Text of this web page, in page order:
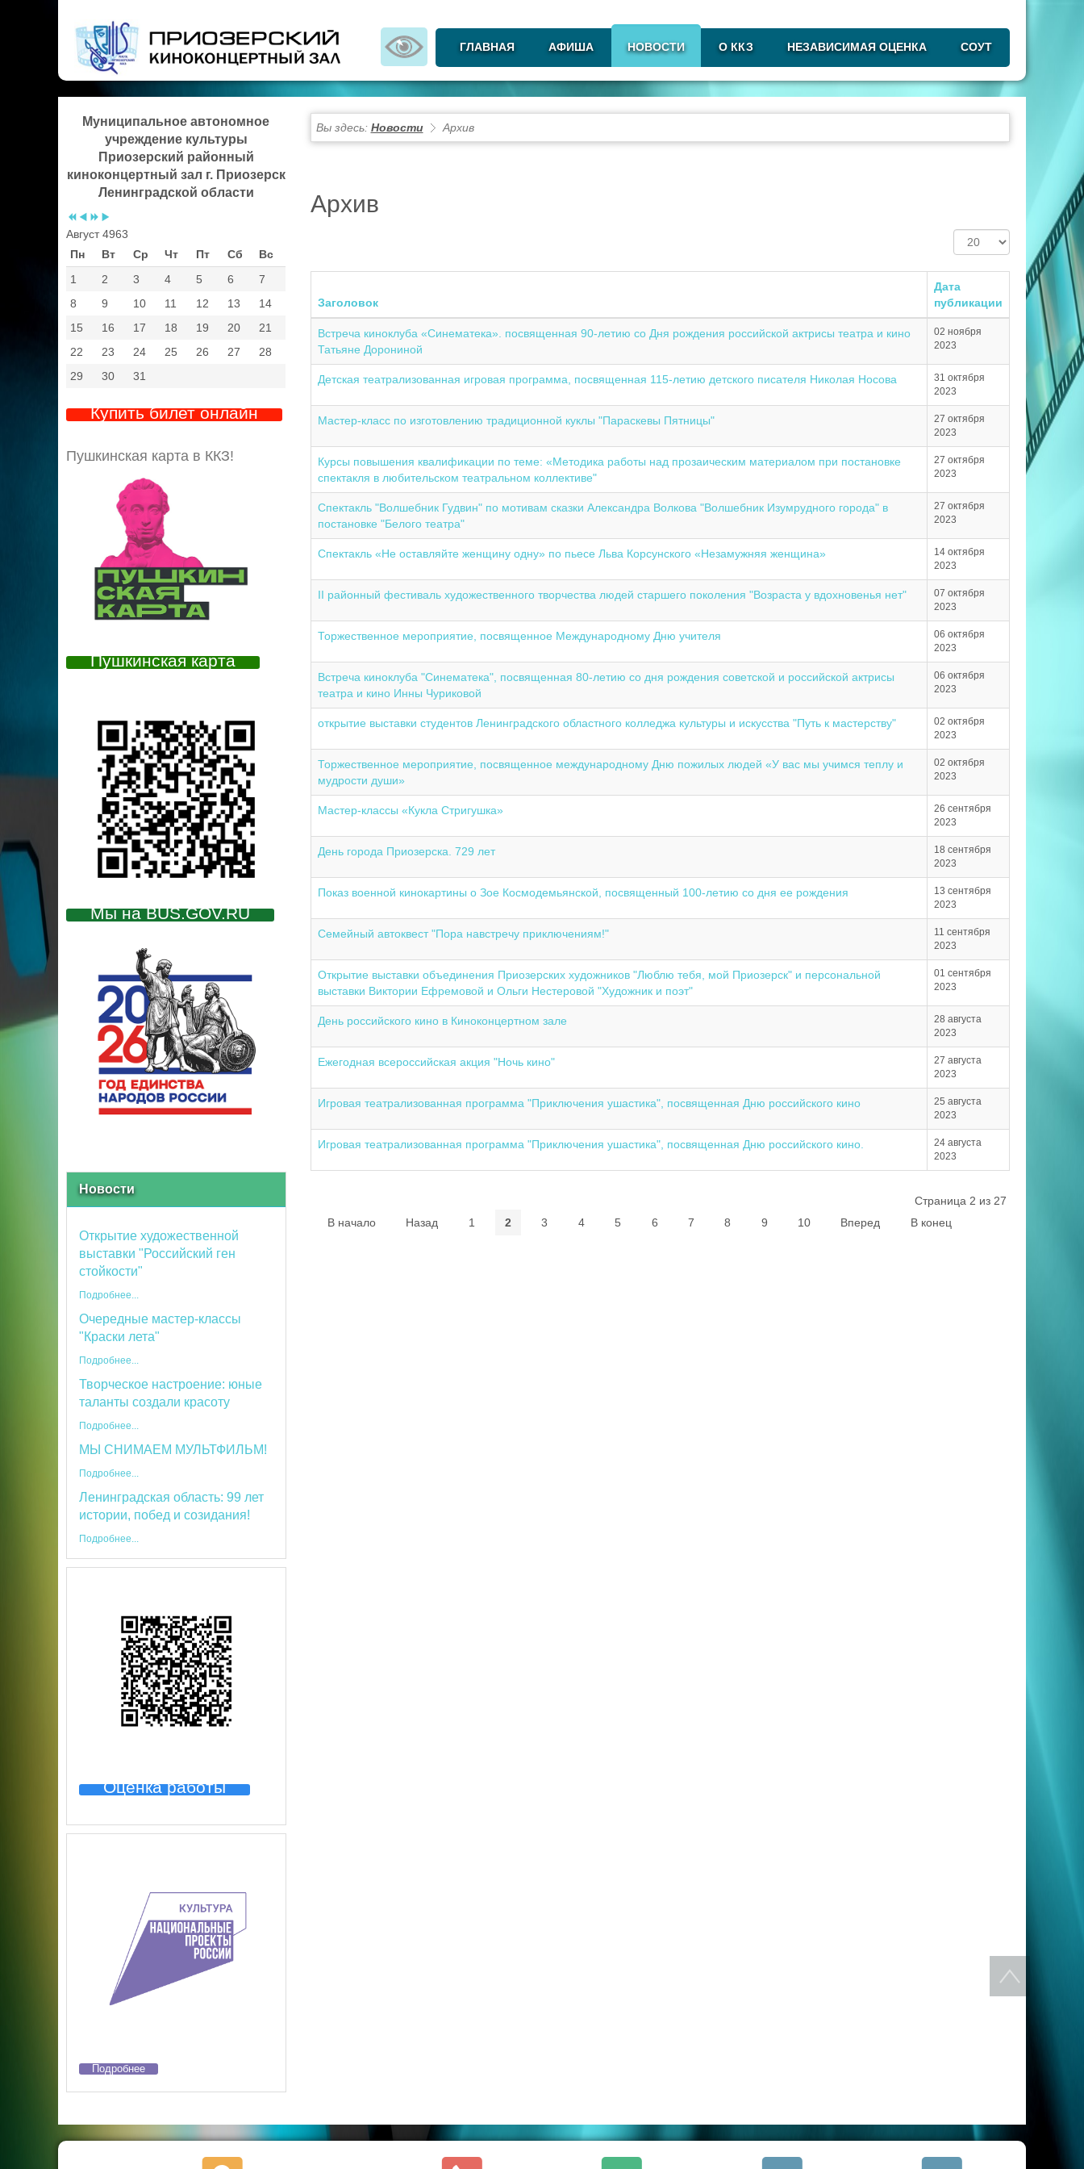
ГЛАВНАЯ АФИША НОВОСТИ О ККЗ НЕЗАВИСИМАЯ ОЦЕНКА СОУТ
Муниципальное автономное
учреждение культуры
Приозерский районный
киноконцертный зал г. Приозерск
Ленинградской области
Предыдущий
Предыдущий
Следующий
Следующий
Август 4963
Пн
Вт Ср Чт Пт Сб
Вс
1
2 3 4 5 6
7
8
9 10 11 12 13
14
15
16 17 18 19 20
21
22
23 24 25 26 27
28
29
30 31
Купить билет онлайн
Пушкинская карта в ККЗ!
Пушкинская карта
Мы на BUS.GOV.RU
Новости
Открытие художественной
выставки "Российский ген
стойкости"
Подробнее...
Очередные мастер-классы
"Краски лета"
Подробнее...
Творческое настроение: юные
таланты создали красоту
Подробнее...
МЫ СНИМАЕМ МУЛЬТФИЛЬМ!
Подробнее...
Ленинградская область: 99 лет
истории, побед и созидания!
Подробнее...
Оценка работы
Подробнее
Вы здесь: Новости Архив
Архив
Кол-
во
строк:
Заголовок
Дата
публикации
Встреча киноклуба «Синематека». посвященная 90-летию со Дня рождения российской актрисы театра и кино
Татьяне Дорониной
02 ноября
2023
Детская театрализованная игровая программа, посвященная 115-летию детского писателя Николая Носова
31 октября
2023
Мастер-класс по изготовлению традиционной куклы "Параскевы Пятницы"
27 октября
2023
Курсы повышения квалификации по теме: «Методика работы над прозаическим материалом при постановке
спектакля в любительском театральном коллективе"
27 октября
2023
Спектакль "Волшебник Гудвин" по мотивам сказки Александра Волкова "Волшебник Изумрудного города" в
постановке "Белого театра"
27 октября
2023
Cпектакль «Не оставляйте женщину одну» по пьесе Льва Корсунского «Незамужняя женщина»
14 октября
2023
ІІ районный фестиваль художественного творчества людей старшего поколения "Возраста у вдохновенья нет"
07 октября
2023
Торжественное мероприятие, посвященное Международному Дню учителя
06 октября
2023
Встреча киноклуба "Синематека", посвященная 80-летию со дня рождения советской и российской актрисы
театра и кино Инны Чуриковой
06 октября
2023
открытие выставки студентов Ленинградского областного колледжа культуры и искусства "Путь к мастерству"
02 октября
2023
Торжественное мероприятие, посвященное международному Дню пожилых людей «У вас мы учимся теплу и
мудрости души»
02 октября
2023
Мастер-классы «Кукла Стригушка»
26 сентября
2023
День города Приозерска. 729 лет
18 сентября
2023
Показ военной кинокартины о Зое Космодемьянской, посвященный 100-летию со дня ее рождения
13 сентября
2023
Семейный автоквест "Пора навстречу приключениям!"
11 сентября
2023
Открытие выставки объединения Приозерских художников "Люблю тебя, мой Приозерск" и персональной
выставки Виктории Ефремовой и Ольги Нестеровой "Художник и поэт"
01 сентября
2023
День российского кино в Киноконцертном зале
28 августа
2023
Ежегодная всероссийская акция "Ночь кино"
27 августа
2023
Игровая театрализованная программа "Приключения ушастика", посвященная Дню российского кино
25 августа
2023
Игровая театрализованная программа "Приключения ушастика", посвященная Дню российского кино.
24 августа
2023
Страница 2 из 27
В начало
Назад 1 2 3 4 5 6 7 8 9 10 Вперед В конец